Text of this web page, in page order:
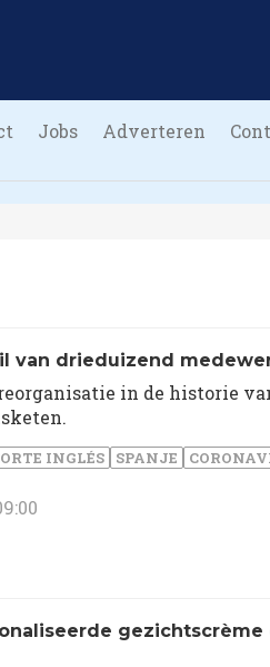
Jobs Adverteren
van drieduizend
in de historie
INGLÉS SPANJE
gezichtscrème